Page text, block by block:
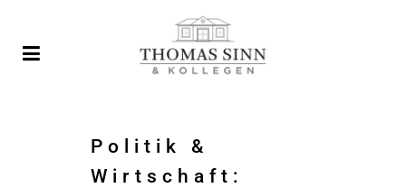
Politik &
Wirtschaft: